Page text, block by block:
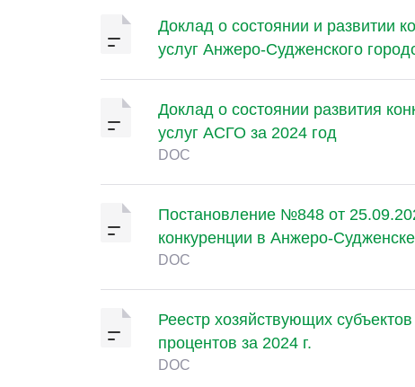
Доклад о состоянии и развитии
услуг Анжеро-Судженского
Доклад о состоянии развития
услуг АСГО за 2024 год
DOC
Постановление №848 от
конкуренции в Анжеро-Судженске
DOC
Реестр хозяйствующих
процентов за 2024 г.
DOC